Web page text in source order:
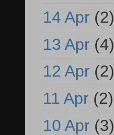
14 Apr (2)
13 Apr (4)
12 Apr (2)
11 Apr (2)
10 Apr (3)